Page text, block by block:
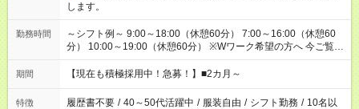
します。
勤務時間
～シフト例～ 9:00～18:00（休憩60分） 7:00～16:00（休憩60
分） 10:00～19:00（休憩60分） ※Wワーク希望の方へ 今ご覧の
お仕事で希望する勤務時間と、もう1つのお仕事の勤務時間の合
計が 週40時間を超えなければOKです。
期間 【現在も積極採用中！急募！】■2カ月～
特徴 履歴書不要 / 40～50代活躍中 / 服装自由 / シフト勤務 / 10名以